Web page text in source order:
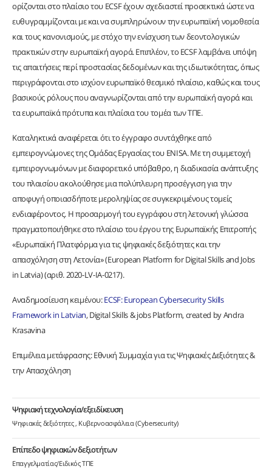
ορίζονται στο πλαίσιο του ECSF έχουν σχεδιαστεί προσεκτικά ώστε να
ευθυγραμμίζονται με και να συμπληρώνουν την ευρωπαϊκή νομοθεσία
και τους κανονισμούς, με στόχο την ενίσχυση των δεοντολογικών
πρακτικών στην ευρωπαϊκή αγορά. Επιπλέον, το ECSF λαμβάνει υπόψη
τις απαιτήσεις περί προστασίας δεδομένων και της ιδιωτικότητας, όπως
περιγράφονται στο ισχύον ευρωπαϊκό θεσμικό πλαίσιο, καθώς και τους
βασικούς ρόλους που αναγνωρίζονται από την ευρωπαϊκή αγορά και
τα ευρωπαϊκά πρότυπα και πλαίσια του τομέα των ΤΠΕ.
Καταληκτικά αναφέρεται ότι το έγγραφο συντάχθηκε από
εμπειρογνώμονες της Ομάδας Εργασίας του ENISA. Με τη συμμετοχή
εμπειρογνωμόνων με διαφορετικό υπόβαθρο, η διαδικασία ανάπτυξης
του πλαισίου ακολούθησε μια πολύπλευρη προσέγγιση για την
αποφυγή οποιασδήποτε μεροληψίας σε συγκεκριμένους τομείς
ενδιαφέροντος. Η προσαρμογή του εγγράφου στη λετονική γλώσσα
πραγματοποιήθηκε στο πλαίσιο του έργου της Ευρωπαϊκής Επιτροπής
«Ευρωπαϊκή Πλατφόρμα για τις ψηφιακές δεξιότητες και την
απασχόληση στη Λετονία» (European Platform for Digital Skills and Jobs
in Latvia) (αριθ. 2020-LV-IA-0217).
Αναδημοσίευση κειμένου:ECSF: European Cybersecurity Skills
Framework in Latvian, Digital Skills & jobs Platform, created by Andra
Krasavina
Επιμέλεια μετάφρασης: Εθνική Συμμαχία για τις Ψηφιακές Δεξιότητες &
την Απασχόληση
Ψηφιακή τεχνολογία/εξειδίκευση
Ψηφιακές δεξιότητες Κυβερνοασφάλεια (Cybersecurity)
Επίπεδο ψηφιακών δεξιοτήτων
Επαγγελματίας/Ειδικός ΤΠΕ